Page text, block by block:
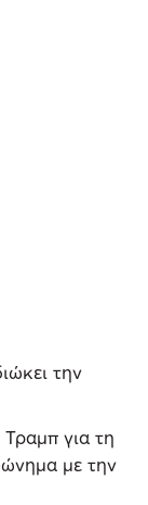
την
για τη
με την